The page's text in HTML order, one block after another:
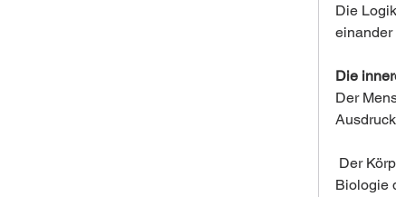
Die
einander
Die
Der
Der
Biologie